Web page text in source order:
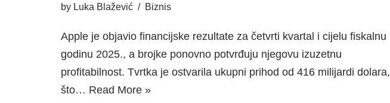
by Luka Blažević Biznis
Apple je objavio financijske rezultate za četvrti kvartal i cijelu fiskalnu
godinu 2025., a brojke ponovno potvrđuju njegovu izuzetnu
profitabilnost. Tvrtka je ostvarila ukupni prihod od 416 milijardi dolara,
što… Read More »